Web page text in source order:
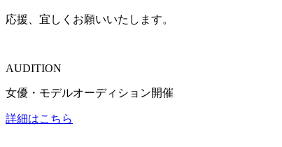
応援、宜しくお願いいたします。
AUDITION
女優・モデルオーディション開催
詳細はこちら